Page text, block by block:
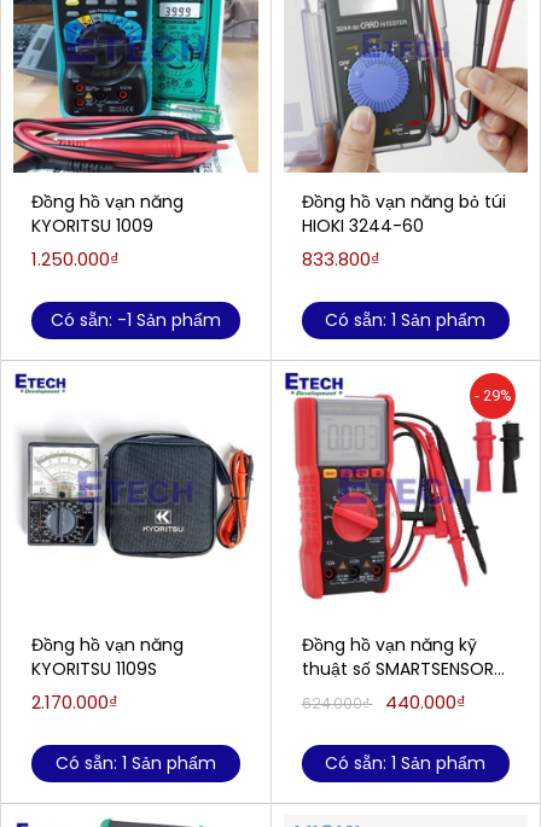
Đồng hồ vạn năng
KYORITSU 1009
1.250.000₫
Có sẵn: -1 Sản phẩm
Đồng hồ vạn năng
KYORITSU 1109S
2.170.000₫
Có sẵn: 1 Sản phẩm
Đồng hồ vạn năng bỏ túi
HIOKI 3244-60
833.800₫
Có sẵn: 1 Sản phẩm
- 29%
Đồng hồ vạn năng kỹ
thuật số SMARTSENSOR
ST833A (1000V, true
624.000₫ 440.000₫
Có sẵn: 1 Sản phẩm